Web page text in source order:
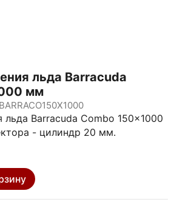
льда Barracuda
мм
льда Barracuda Combo 150x1000
- цилиндр 20 мм.